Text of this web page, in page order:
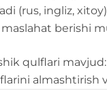
(rus, ingliz,
maslahat berishi
qulflari
almashtirish